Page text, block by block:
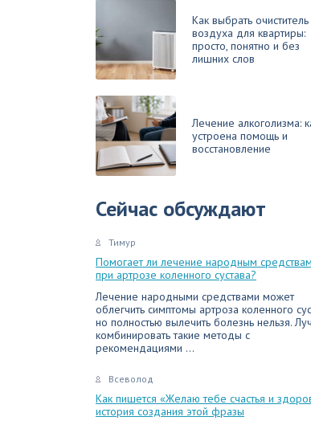
Как выбрать очиститель
воздуха для квартиры:
просто, понятно и без
лишних слов
Лечение алкоголизма:
устроена помощь и
восстановление
Сейчас обсуждают
Тимур
Помогает ли лечение народным
при артрозе коленного сустава?
Лечение народными средствами может
облегчить симптомы артроза коленного
но полностью вылечить болезнь нельзя.
комбинировать такие методы с
рекомендациями ...
Всеволод
Как пишется «Желаю тебе счастья и
история создания этой фразы